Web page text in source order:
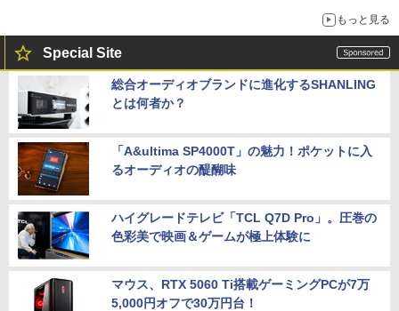
もっと見る
Special Site
総合オーディオブランドに進化するSHANLING
とは何者か？
「A&ultima SP4000T」の魅力！ポケットに入
るオーディオの醍醐味
ハイグレードテレビ「TCL Q7D Pro」。圧巻の
色彩美で映画＆ゲームが極上体験に
マウス、RTX 5060 Ti搭載ゲーミングPCが7万
5,000円オフで30万円台！